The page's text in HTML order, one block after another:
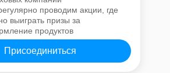
проводим акции, где
выиграть призы за
продуктов
Присоединиться